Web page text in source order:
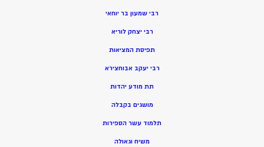
רבי שמעון בר יוחאי
רבי יצחק לוריא
תפיסת המציאות
רבי יעקב אבוחצירא
תת מודע יהדות
מושגים בקבלה
תלמוד עשר הספירות
משיח וגאולה